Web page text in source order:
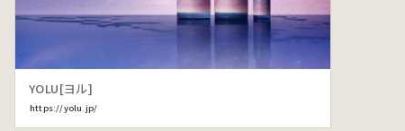
YOLU[ヨル]
https://yolu.jp/